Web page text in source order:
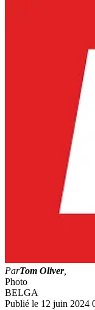
ParTom Oliver,
Photo
BELGA
Publié le 12 juin 2024